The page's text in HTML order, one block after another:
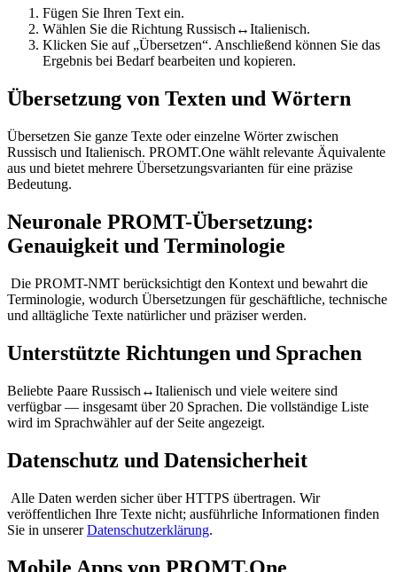
Fügen Sie Ihren Text ein.
Wählen Sie die Richtung Russisch↔Italienisch.
Klicken Sie auf „Übersetzen“. Anschließend können Sie das
Ergebnis bei Bedarf bearbeiten und kopieren.
Übersetzung von Texten und Wörtern
Übersetzen Sie ganze Texte oder einzelne Wörter zwischen
Russisch und Italienisch. PROMT.One wählt relevante Äquivalente
aus und bietet mehrere Übersetzungsvarianten für eine präzise
Bedeutung.
Neuronale PROMT-Übersetzung:
Genauigkeit und Terminologie
Die PROMT-NMT berücksichtigt den Kontext und bewahrt die
Terminologie, wodurch Übersetzungen für geschäftliche, technische
und alltägliche Texte natürlicher und präziser werden.
Unterstützte Richtungen und Sprachen
Beliebte Paare Russisch↔Italienisch und viele weitere sind
verfügbar — insgesamt über 20 Sprachen. Die vollständige Liste
wird im Sprachwähler auf der Seite angezeigt.
Datenschutz und Datensicherheit
Alle Daten werden sicher über HTTPS übertragen. Wir
veröffentlichen Ihre Texte nicht; ausführliche Informationen finden
Sie in unsererDatenschutzerklärung.
Mobile Apps von PROMT.One